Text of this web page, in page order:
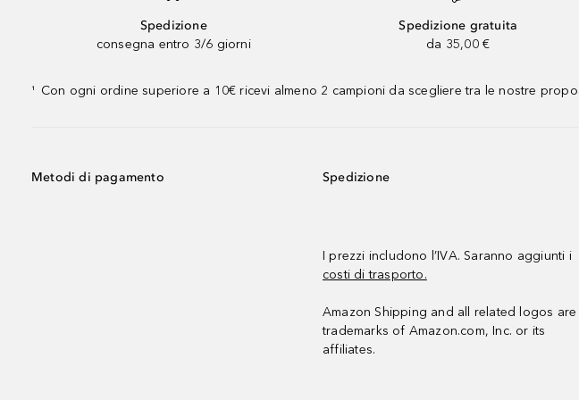
Spedizione
consegna entro 3/6 giorni
Spedizione gratuita
da 35,00 €
¹ Con ogni ordine superiore a 10€ ricevi almeno 2 campioni da scegliere tra le nostre
Metodi di pagamento Spedizione
I prezzi includono l’IVA. Saranno aggiunti i
costi di trasporto.
Amazon Shipping and all related logos are
trademarks of Amazon.com, Inc. or its
affiliates.